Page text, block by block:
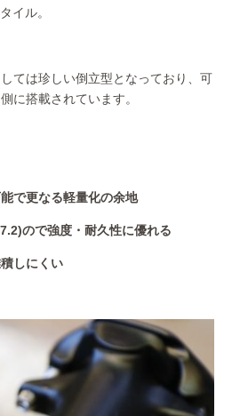
イル。
ては珍しい倒立型となっており、可
に搭載されています。
で更なる軽量化の余地
ので強度・耐久性に優れる
しにくい